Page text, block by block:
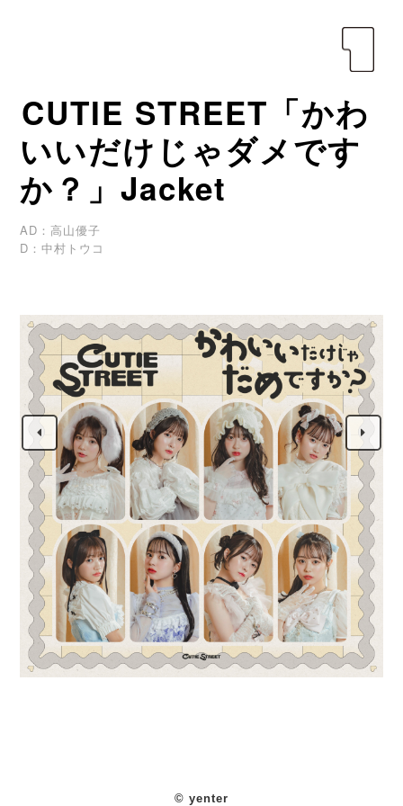
CUTIE STREET「かわ
いいだけじゃダメです
か？」Jacket
AD：高山優子
D：中村トウコ
© yenter